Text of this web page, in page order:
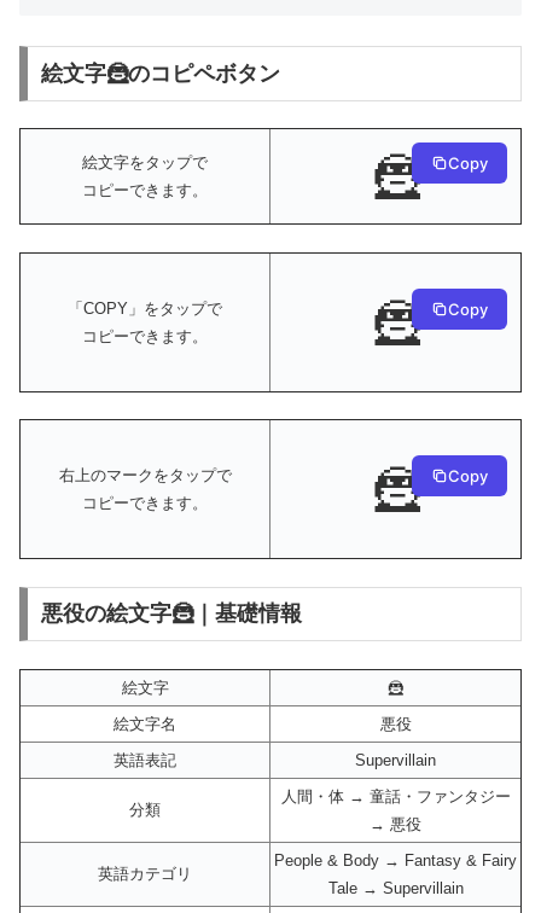
絵文字🦹のコピペボタン
絵文字をタップで
コピーできます。
🦹 Copy
「COPY」をタップで
コピーできます。
🦹 Copy
右上のマークをタップで
コピーできます。
🦹 Copy
悪役の絵文字🦹｜基礎情報
絵文字
🦹
絵文字名
悪役
英語表記
Supervillain
分類
人間・体 → 童話・ファンタジー
→ 悪役
英語カテゴリ
People & Body → Fantasy & Fairy
Tale → Supervillain